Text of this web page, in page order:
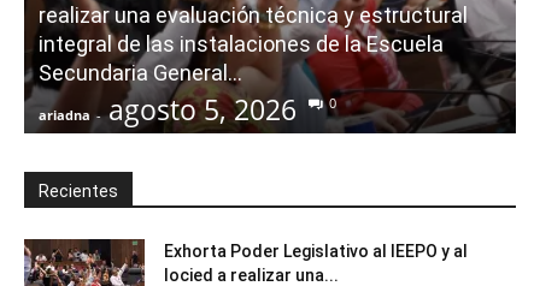
realizar una evaluación técnica y estructural
integral de las instalaciones de la Escuela
Secundaria General...
ariadna - agosto 5, 2026 0
Recientes
Exhorta Poder Legislativo al IEEPO y al
Iocied a realizar una...